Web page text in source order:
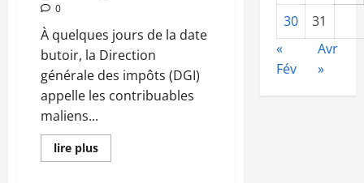
0
À quelques jours de la date
butoir, la Direction
générale des impôts (DGI)
appelle les contribuables
maliens...
lire plusEn
savoir
30
31
«
Fév
Avr
»